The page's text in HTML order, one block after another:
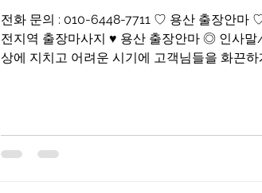
전화 문의 : 010-6448-7711 ♡ 용산 출장안마
전지역 출장마사지 ♥ 용산 출장안마 ◎ 인사
상에 지치고 어려운 시기에 고객님들을 화끈하게 위로해드